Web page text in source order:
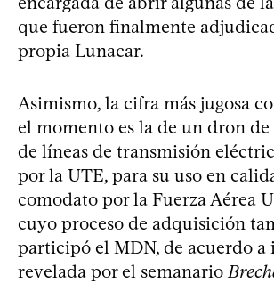
que fueron finalmente
propia Lunacar.
Asimismo, la cifra más jugosa
el momento es la de un dron
de líneas de transmisión
por la UTE, para su uso en
comodato por la Fuerza Aérea
cuyo proceso de adquisición
participó el MDN, de acuerdo
revelada por el semanario